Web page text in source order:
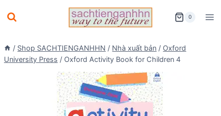
to
0
/ Shop SACHTIENGANHHN / Nhà xuất bản / Oxford
University Press / Oxford Activity Book for Children 4